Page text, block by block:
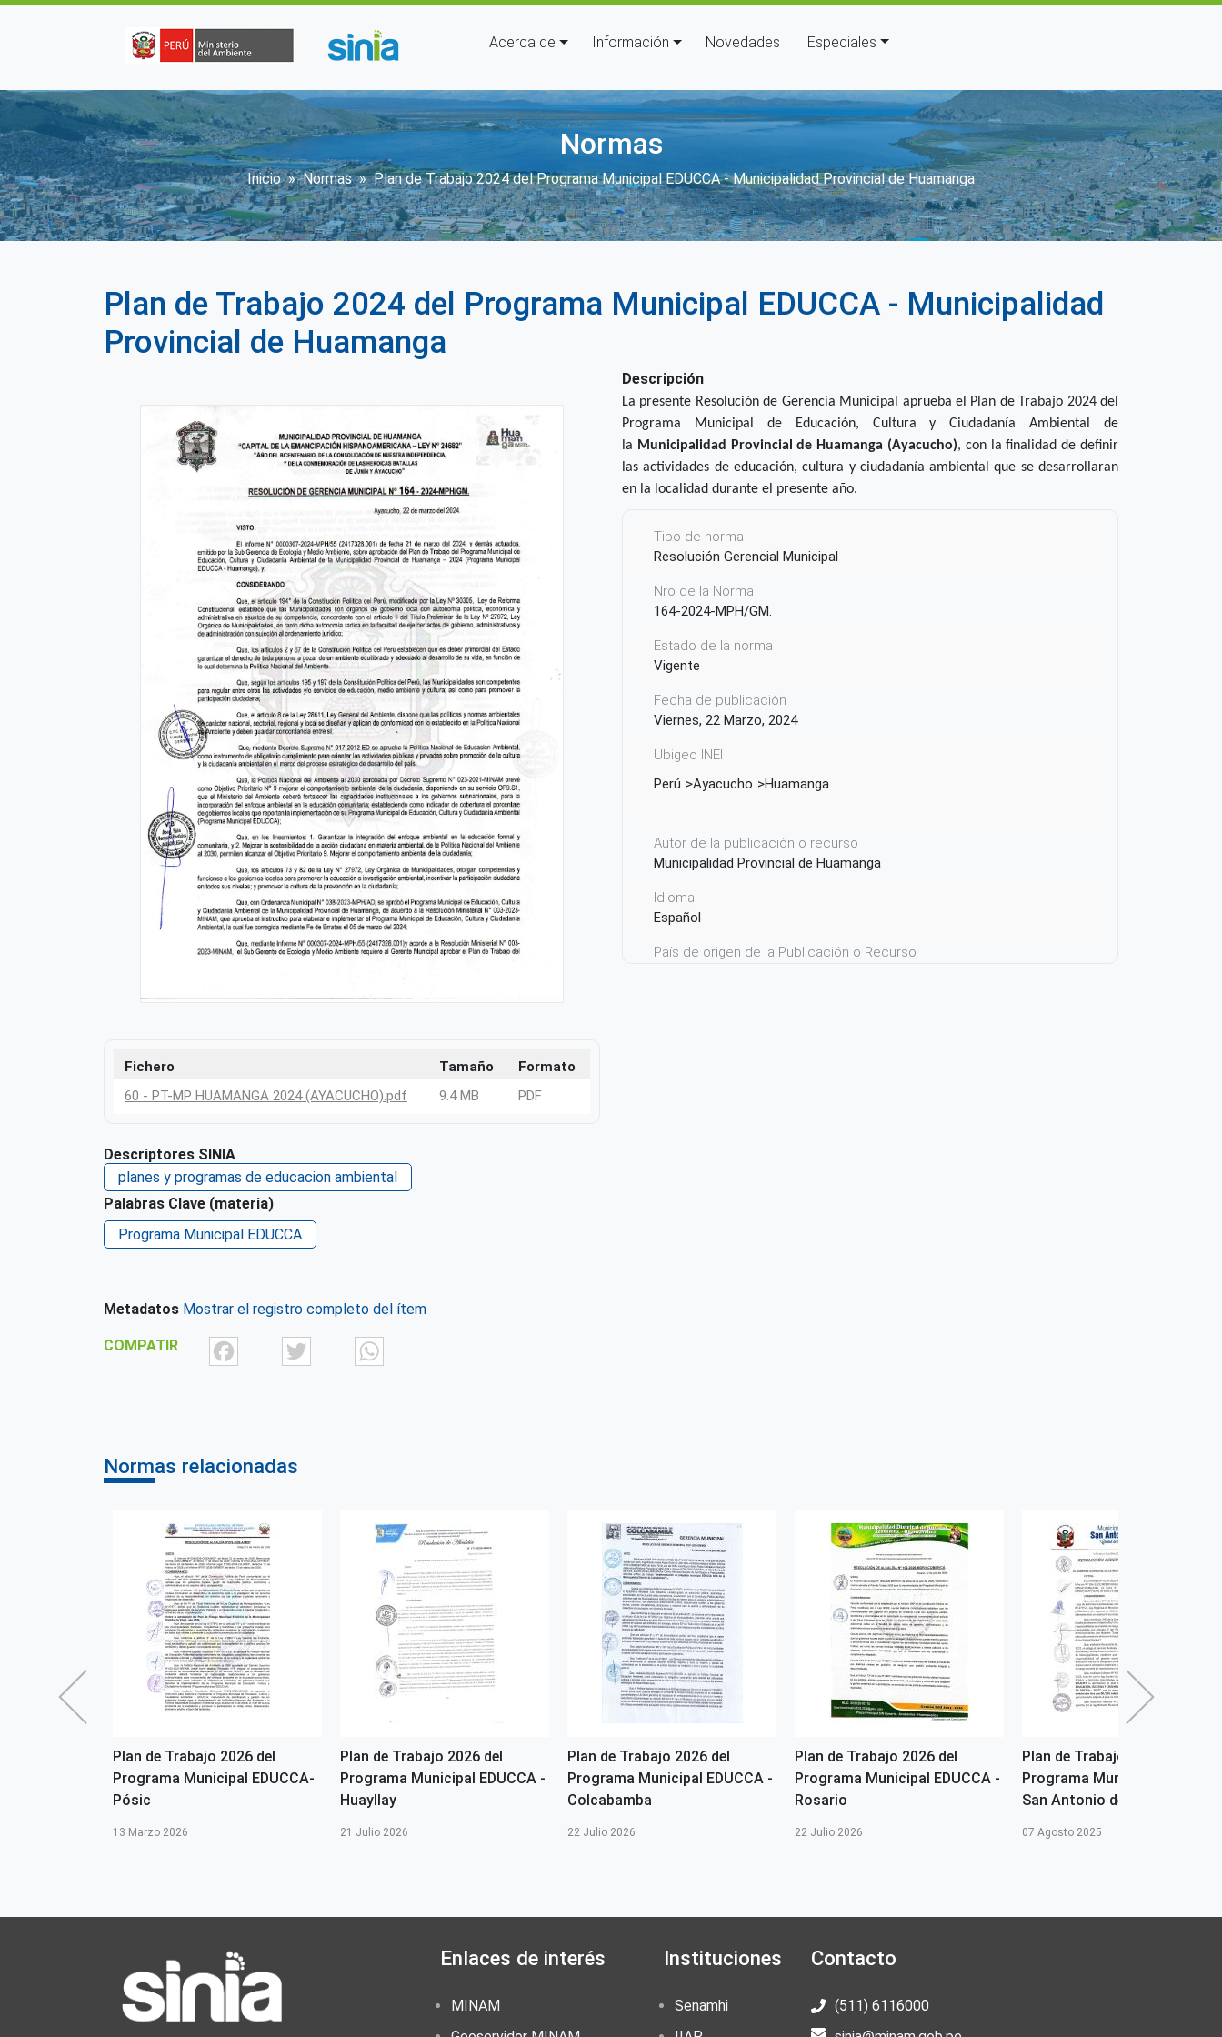
Navegación principal
Acerca de Información Novedades Especiales
Normas
Sobrescribir enlaces de ayuda a la navegación
Inicio Normas Plan de Trabajo 2024 del Programa Municipal EDUCCA - Municipalidad Provincial de Huamanga
Plan de Trabajo 2024 del Programa Municipal EDUCCA - Municipalidad
Provincial de Huamanga
Fichero Tamaño
Formato
60 - PT-MP HUAMANGA 2024 (AYACUCHO).pdf
9.4 MB PDF
Descriptores SINIA
planes y programas de educacion ambiental
Palabras Clave (materia)
Programa Municipal EDUCCA
Metadatos Mostrar el registro completo del ítem
COMPATIR FacebookTwitter
Descripción
La presente Resolución de Gerencia Municipal aprueba el Plan de Trabajo 2024 del
Programa Municipal de Educación, Cultura y Ciudadanía Ambiental de
la Municipalidad Provincial de Huamanga (Ayacucho), con la finalidad de definir
las actividades de educación, cultura y ciudadanía ambiental que se desarrollaran
en la localidad durante el presente año.
Tipo de norma
Resolución Gerencial Municipal
Nro de la Norma
164-2024-MPH/GM.
Estado de la norma
Vigente
Fecha de publicación
Viernes, 22 Marzo, 2024
Ubigeo INEI
Perú
Ayacucho Huamanga
Autor de la publicación o recurso
Municipalidad Provincial de Huamanga
Idioma
Español
País de origen de la Publicación o Recurso
Normas relacionadas
Plan de Trabajo 2026 del
Programa Municipal EDUCCA-
Pósic
13 Marzo 2026
Plan de Trabajo 2026 del
Programa Municipal EDUCCA -
Huayllay
21 Julio 2026
Plan de Trabajo 2026 del
Programa Municipal EDUCCA -
Colcabamba
22 Julio 2026
Plan de Trabajo 2026 del
Programa Municipal EDUCCA -
Rosario
22 Julio 2026
Plan de Trabajo 2025 del
Programa Municipal EDUCCA
San Antonio de Putina
07 Agosto 2025
Enlaces de interés
MINAM
Instituciones
Senamhi
Contacto
(511) 6116000